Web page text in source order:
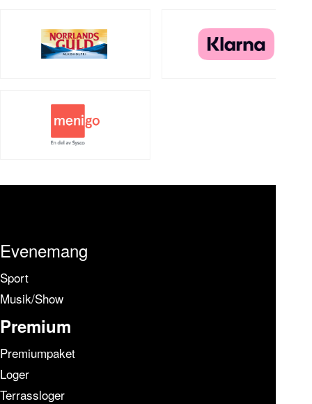
Evenemang
Sport
Musik/Show
Premium
Premiumpaket
Loger
Terrassloger